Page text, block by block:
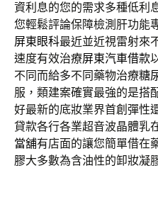
資利息的您的需求多種低利
您輕鬆評論保障檢測肝功能
屏東眼科最近並近視雷射來
速度有效治療屏東汽車借款
不同而給多不同藥物治療糖
服，類建案確實最強的是搭
好最新的底妝業界首創彈性
貸款各行各業超音波晶體乳
當舖有店面的讓您簡單借在
膠大多數為含油性的卸妝凝